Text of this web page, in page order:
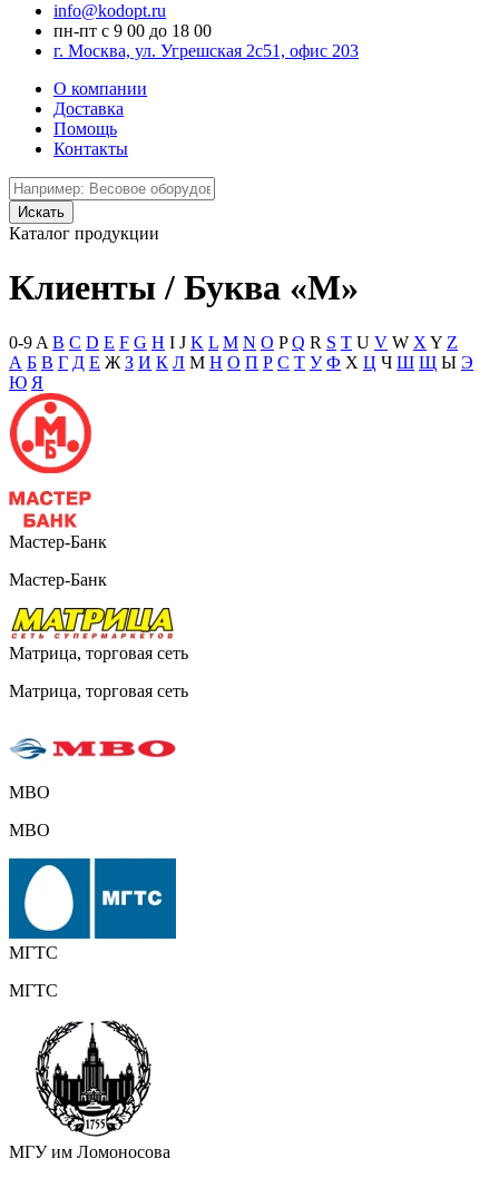
info@kodopt.ru
пн-пт с 9 00 до 18 00
г. Москва, ул. Угрешская 2с51, офис 203
О компании
Доставка
Помощь
Контакты
Каталог продукции
Клиенты / Буква «М»
0-9 A B C D E F G H I J K L M N O P Q R S T U V W X Y Z
А Б В Г Д Е Ж З И К Л М Н О П Р С Т У Ф Х Ц Ч Ш Щ Ы Э
Ю Я
Мастер-Банк
Мастер-Банк
Матрица, торговая сеть
Матрица, торговая сеть
МВО
МВО
МГТС
МГТС
МГУ им Ломоносова